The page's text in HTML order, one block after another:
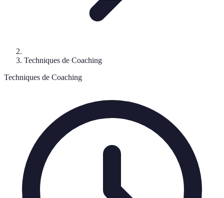
Techniques de Coaching
Techniques de Coaching